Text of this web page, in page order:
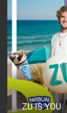
ZU IS YOU